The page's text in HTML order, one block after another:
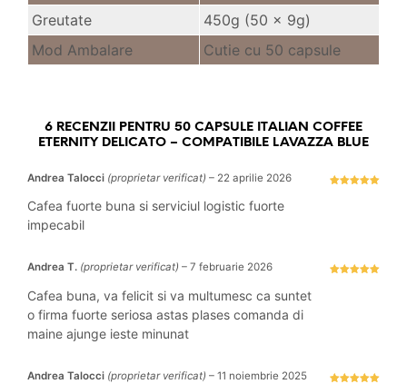
Greutate
450g (50 x 9g)
Mod Ambalare
Cutie cu 50 capsule
6 RECENZII PENTRU 50 CAPSULE ITALIAN COFFEE
ETERNITY DELICATO – COMPATIBILE LAVAZZA BLUE
Andrea Talocci (proprietar verificat) – 22 aprilie 2026
Cafea fuorte buna si serviciul logistic fuorte
impecabil
Andrea T. (proprietar verificat) – 7 februarie 2026
Cafea buna, va felicit si va multumesc ca suntet
o firma fuorte seriosa astas plases comanda di
maine ajunge ieste minunat
Andrea Talocci (proprietar verificat) – 11 noiembrie 2025